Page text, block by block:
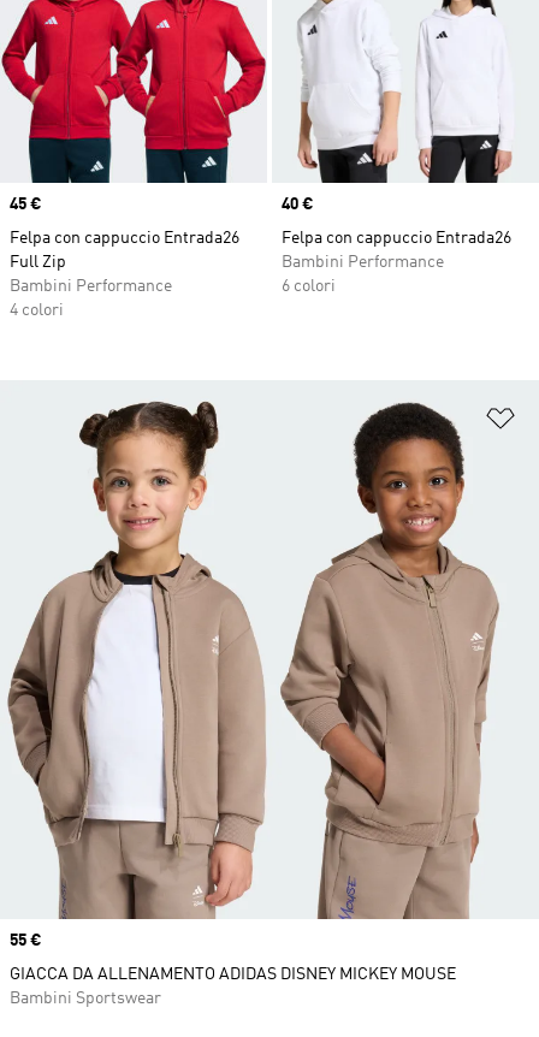
Price
45 €
Felpa con cappuccio Entrada26
Full Zip
Bambini Performance
4 colori
Price
40 €
Felpa con cappuccio Entrada26
Bambini Performance
6 colori
Price
55 €
GIACCA DA ALLENAMENTO ADIDAS DISNEY MICKEY MOUSE
Bambini Sportswear